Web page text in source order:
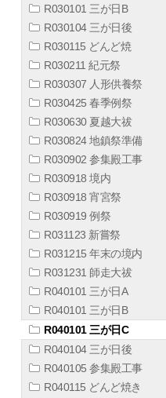
R030101 三が日B
R030104 三が日後
R030115 どんど焼
R030211 紀元祭
R030307 人形供養祭
R030425 春季例祭
R030630 夏越大祓
R030824 地鎮祭準備
R030902 参集殿工事
R030918 境内
R030918 宵宮祭
R030919 例祭
R031123 新嘗祭
R031215 年末の境内
R031231 師走大祓
R040101 三が日A
R040101 三が日B
R040101 三が日C
R040104 三が日後
R040105 参集殿工事
R040115 どんど焼き